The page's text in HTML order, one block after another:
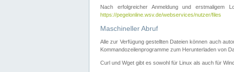
Nach erfolgreicher Anmeldung und erstmaligem
https://pegelonline.wsv.de/webservices/nutzer/files
Maschineller Abruf
Alle zur Verfügung gestellten Dateien können auch
Kommandozeilenprogramme zum Herunterladen von
Curl und Wget gibt es sowohl für Linux als auch für